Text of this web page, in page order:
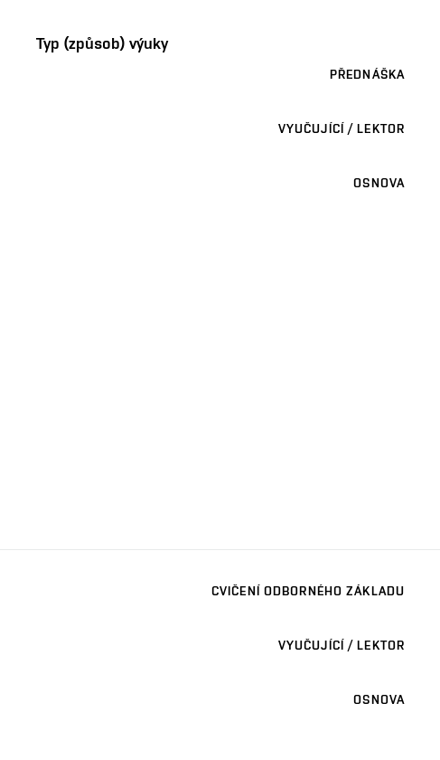
Typ (způsob) výuky
PŘEDNÁŠKA
VYUČUJÍCÍ / LEKTOR
OSNOVA
CVIČENÍ ODBORNÉHO ZÁKLADU
VYUČUJÍCÍ / LEKTOR
OSNOVA